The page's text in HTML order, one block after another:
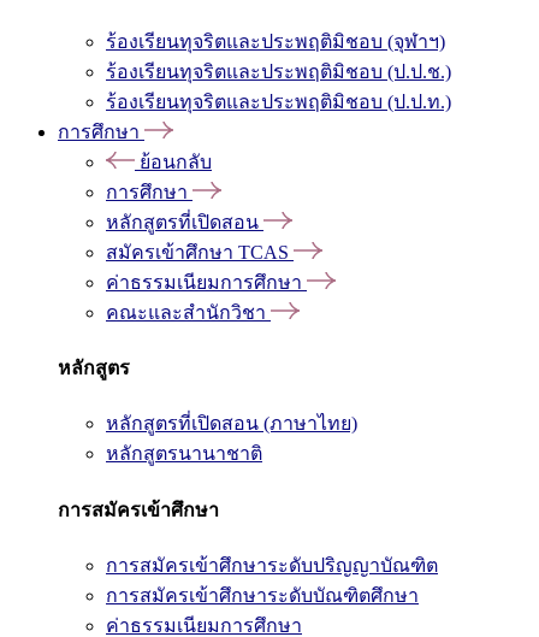
ร้องเรียนทุจริตและประพฤติมิชอบ (จุฬาฯ)
ร้องเรียนทุจริตและประพฤติมิชอบ (ป.ป.ช.)
ร้องเรียนทุจริตและประพฤติมิชอบ (ป.ป.ท.)
การศึกษา
ย้อนกลับ
การศึกษา
หลักสูตรที่เปิดสอน
สมัครเข้าศึกษา TCAS
ค่าธรรมเนียมการศึกษา
คณะและสำนักวิชา
หลักสูตร
หลักสูตรที่เปิดสอน (ภาษาไทย)
หลักสูตรนานาชาติ
การสมัครเข้าศึกษา
การสมัครเข้าศึกษาระดับปริญญาบัณฑิต
การสมัครเข้าศึกษาระดับบัณฑิตศึกษา
ค่าธรรมเนียมการศึกษา